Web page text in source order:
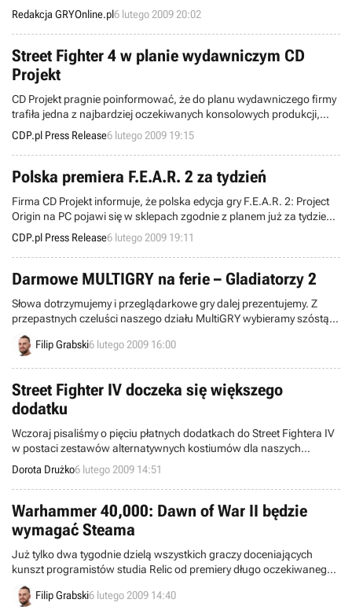
2008. Na glosujących czeka Komputer Marzeń Gracza o wartości
20 000 złotych.
Redakcja GRYOnline.pl6 lutego 2009 20:02
Street Fighter 4 w planie wydawniczym CD
Projekt
CD Projekt pragnie poinformować, że do planu wydawniczego firmy
trafiła jedna z najbardziej oczekiwanych konsolowych produkcji,
nowa część kultowej serii Street Fighter! Gra na PlayStation 3 oraz
Xbox 360 ukaże się w Polsce równocześnie z europejską premierą,
20 lutego br.
CDP.pl Press Release6 lutego 2009 19:15
Polska premiera F.E.A.R. 2 za tydzień
Firma CD Projekt informuje, że polska edycja gry F.E.A.R. 2: Project
Origin na PC pojawi się w sklepach zgodnie z planem już za tydzień,
w piątek 13 lutego. Premiera w kraju odbędzie się równoczeście z
europejską!
CDP.pl Press Release6 lutego 2009 19:11
Darmowe MULTIGRY na ferie – Gladiatorzy 2
Słowa dotrzymujemy i przeglądarkowe gry dalej prezentujemy. Z
przepastnych czeluści naszego działu MultiGRY wybieramy szóstą
już pozycję wartą uwagi. Przed Wami Gladiatorzy 2.
Filip Grabski6 lutego 2009 16:00
Street Fighter IV doczeka się większego
dodatku
Wczoraj pisaliśmy o pięciu płatnych dodatkach do Street Fightera IV
w postaci zestawów alternatywnych kostiumów dla naszych
wojowników, które mają pojawiać się w ramach usług sieciowych
PS Network i Xbox Live w każdy wtorek począwszy od 17 lutego,
czyli dnia światowej premiery konsolowych wersji gry. Okazuje się
jednak, że Capcom zamierza wypuścić także większe, a przy tym
darmowe rozszerzenie - Championship Mode Expansion Pack.
Dorota Drużko6 lutego 2009 14:51
Warhammer 40,000: Dawn of War II będzie
wymagać Steama
Już tylko dwa tygodnie dzielą wszystkich graczy doceniających
kunszt programistów studia Relic od premiery długo oczekiwanego
sequela RTS-a Warhammer 40K: Dawn of War.
Filip Grabski6 lutego 2009 14:40